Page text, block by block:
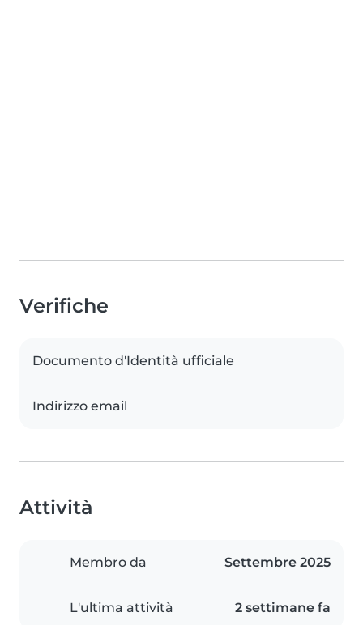
Verifiche
Documento d'Identità ufficiale
Indirizzo email
Attività
Membro da Settembre 2025
L'ultima attività 2 settimane fa